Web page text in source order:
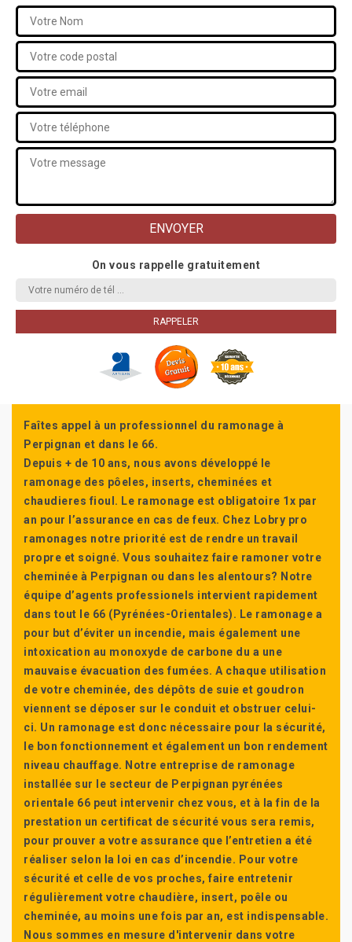
On vous rappelle gratuitement
Faîtes appel à un professionnel du ramonage à
Perpignan et dans le 66.
Depuis + de 10 ans, nous avons développé le
ramonage des pôeles, inserts, cheminées et
chaudieres fioul. Le ramonage est obligatoire 1x par
an pour l’assurance en cas de feux. Chez Lobry pro
ramonages notre priorité est de rendre un travail
propre et soigné. Vous souhaitez faire ramoner votre
cheminée à Perpignan ou dans les alentours? Notre
équipe d’agents professionels intervient rapidement
dans tout le 66 (Pyrénées-Orientales). Le ramonage a
pour but d’éviter un incendie, mais également une
intoxication au monoxyde de carbone du a une
mauvaise évacuation des fumées. A chaque utilisation
de votre cheminée, des dépôts de suie et goudron
viennent se déposer sur le conduit et obstruer celui-
ci. Un ramonage est donc nécessaire pour la sécurité,
le bon fonctionnement et également un bon rendement
niveau chauffage. Notre entreprise de ramonage
installée sur le secteur de Perpignan pyrénées
orientale 66 peut intervenir chez vous, et à la fin de la
prestation un certificat de sécurité vous sera remis,
pour prouver a votre assurance que l’entretien a été
réaliser selon la loi en cas d’incendie. Pour votre
sécurité et celle de vos proches, faire entretenir
régulièrement votre chaudière, insert, poêle ou
cheminée, au moins une fois par an, est indispensable.
Nous sommes en mesure d'intervenir dans votre